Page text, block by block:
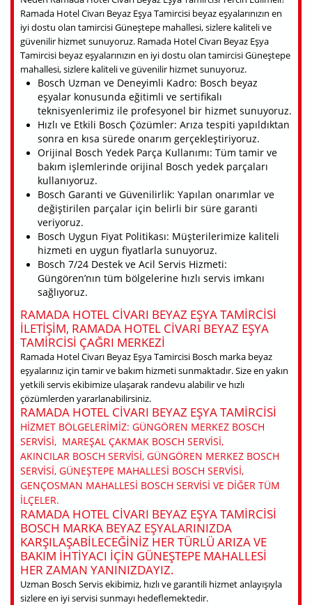
Ramada Hotel Civarı Beyaz Eşya Tamircisi beyaz eşyalarınızın en
iyi dostu olan tamircisi Güneştepe mahallesi, sizlere kaliteli ve
güvenilir hizmet sunuyoruz. Ramada Hotel Civarı Beyaz Eşya
Tamircisi beyaz eşyalarınızın en iyi dostu olan tamircisi Güneştepe
mahallesi, sizlere kaliteli ve güvenilir hizmet sunuyoruz.
Bosch Uzman ve Deneyimli Kadro: Bosch beyaz
eşyalar konusunda eğitimli ve sertifikalı
teknisyenlerimiz ile profesyonel bir hizmet sunuyoruz.
Hızlı ve Etkili Bosch Çözümler: Arıza tespiti yapıldıktan
sonra en kısa sürede onarım gerçekleştiriyoruz.
Orijinal Bosch Yedek Parça Kullanımı: Tüm tamir ve
bakım işlemlerinde orijinal Bosch yedek parçaları
kullanıyoruz.
Bosch Garanti ve Güvenilirlik: Yapılan onarımlar ve
değiştirilen parçalar için belirli bir süre garanti
veriyoruz.
Bosch Uygun Fiyat Politikası: Müşterilerimize kaliteli
hizmeti en uygun fiyatlarla sunuyoruz.
Bosch 7/24 Destek ve Acil Servis Hizmeti:
Güngören’nın tüm bölgelerine hızlı servis imkanı
sağlıyoruz.
RAMADA HOTEL CIVARI BEYAZ EŞYA TAMIRCISI
ILETIŞIM, RAMADA HOTEL CIVARI BEYAZ EŞYA
TAMIRCISI ÇAĞRI MERKEZI
Ramada Hotel Civarı Beyaz Eşya Tamircisi Bosch marka beyaz
eşyalarınız için tamir ve bakım hizmeti sunmaktadır. Size en yakın
yetkili servis ekibimize ulaşarak randevu alabilir ve hızlı
çözümlerden yararlanabilirsiniz.
RAMADA HOTEL CIVARI BEYAZ EŞYA TAMIRCISI
HIZMET BÖLGELERIMIZ: GÜNGÖREN MERKEZ BOSCH
SERVISI, MAREŞAL ÇAKMAK BOSCH SERVISI,
AKINCILAR BOSCH SERVISI, GÜNGÖREN MERKEZ BOSCH
SERVISI, GÜNEŞTEPE MAHALLESI BOSCH SERVISI,
GENÇOSMAN MAHALLESI BOSCH SERVISI VE DIĞER TÜM
ILÇELER.
RAMADA HOTEL CIVARI BEYAZ EŞYA TAMIRCISI
BOSCH MARKA BEYAZ EŞYALARINIZDA
KARŞILAŞABILECEĞINIZ HER TÜRLÜ ARIZA VE
BAKIM IHTIYACI IÇIN GÜNEŞTEPE MAHALLESI
HER ZAMAN YANINIZDAYIZ.
Uzman Bosch Servis ekibimiz, hızlı ve garantili hizmet anlayışıyla
sizlere en iyi servisi sunmayı hedeflemektedir.